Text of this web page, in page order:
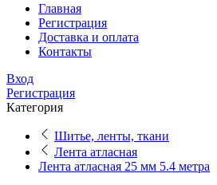
Главная
Регистрация
Доставка и оплата
Контакты
Вход
Регистрация
Категория
Шитье, ленты, ткани
Лента атласная
Лента атласная 25 мм 5.4 метра